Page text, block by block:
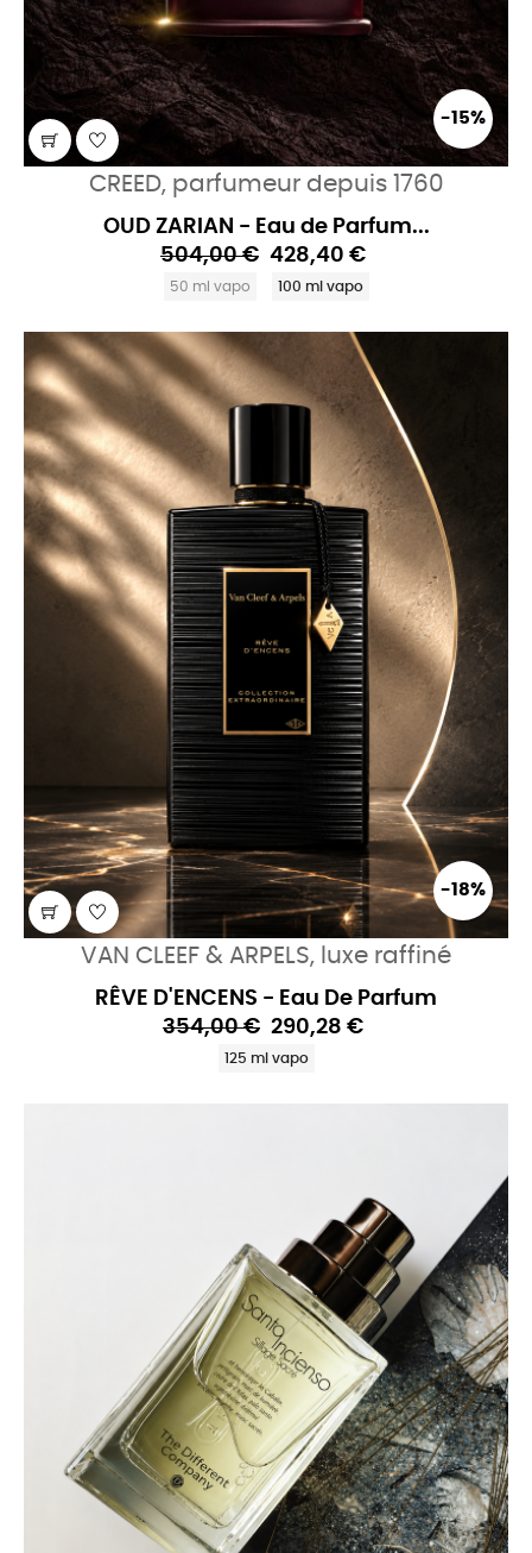
-15%
CREED, parfumeur depuis 1760
OUD ZARIAN - Eau de Parfum...
504,00 € 428,40 €
50 ml vapo 100 ml vapo
-18%
VAN CLEEF & ARPELS, luxe raffiné
RÊVE D'ENCENS - Eau De Parfum
354,00 € 290,28 €
125 ml vapo